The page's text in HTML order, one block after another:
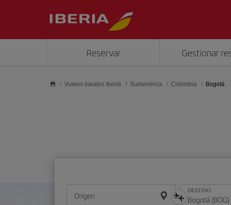
Reservar Gestionar
Vuelos baratos Iberia Sudamérica Colombia Bogotá
Origen DESTINO